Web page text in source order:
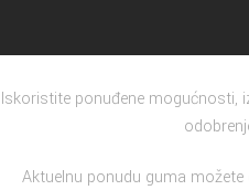
Iskoristite ponuđene mogućnosti,
Aktuelnu ponudu guma